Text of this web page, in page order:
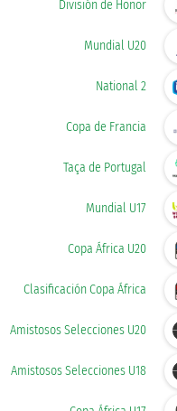
División de Honor
Mundial U20
National 2
Copa de Francia
Taça de Portugal
Mundial U17
Copa África U20
Clasificación Copa África
Amistosos Selecciones U20
Amistosos Selecciones U18